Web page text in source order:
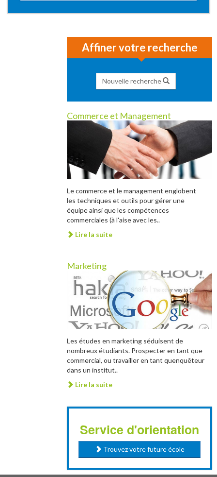
Affiner votre recherche
Nouvelle recherche
Commerce et Management
Le commerce et le management englobent
les techniques et outils pour gérer une
équipe ainsi que les compétences
commerciales (à l'aise avec les..
Lire la suite
Marketing
Les études en marketing séduisent de
nombreux étudiants. Prospecter en tant que
commercial, ou travailler en tant quenquêteur
dans un institut..
Lire la suite
Service d'orientation
Trouvez votre future école